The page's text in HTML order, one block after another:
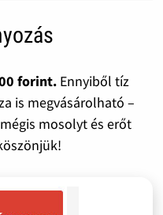
forint.Ennyiből tíz
is megvásárolható –
mosolyt és erőt